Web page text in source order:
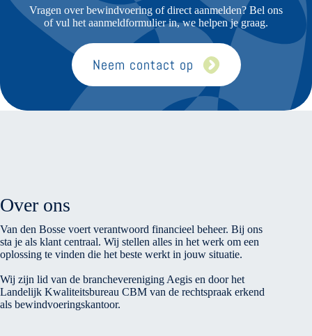
Vragen over bewindvoering of direct aanmelden? Bel ons
of vul het aanmeldformulier in, we helpen je graag.
Neem contact op
Over ons
Van den Bosse voert verantwoord financieel beheer. Bij ons
sta je als klant centraal. Wij stellen alles in het werk om een
oplossing te vinden die het beste werkt in jouw situatie.
Wij zijn lid van de branchevereniging Aegis en door het
Landelijk Kwaliteitsbureau CBM van de rechtspraak erkend
als bewindvoeringskantoor.